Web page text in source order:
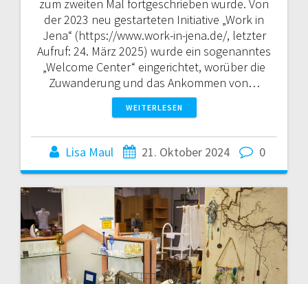
zum zweiten Mal fortgeschrieben wurde. Von
der 2023 neu gestarteten Initiative „Work in
Jena“ (https://www.work-in-jena.de/, letzter
Aufruf: 24. März 2025) wurde ein sogenanntes
„Welcome Center“ eingerichtet, worüber die
Zuwanderung und das Ankommen von…
WEITERLESEN
Lisa Maul 21. Oktober 2024 0